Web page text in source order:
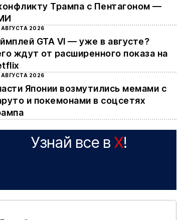
Трампа с Пентагоном —
АВГУСТА 2026
GTA VI — уже в августе?
ждут от расширенного показа на
АВГУСТА 2026
Японии возмутились мемами с
и покемонами в соцсетях
Узнай все в X!